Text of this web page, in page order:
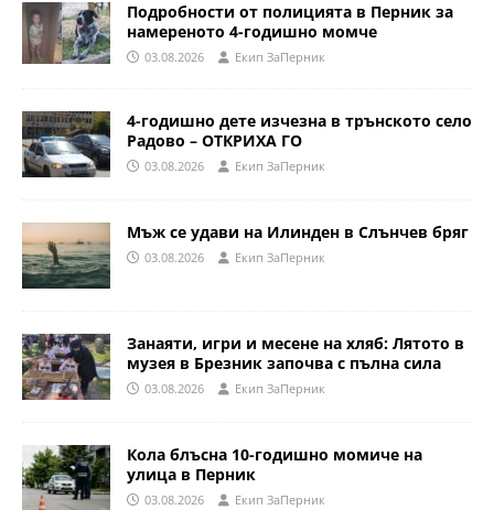
Подробности от полицията в Перник за
намереното 4-годишно момче
03.08.2026 Eкип ЗаПерник
4-годишно дете изчезна в трънското село
Радово – ОТКРИХА ГО
03.08.2026 Eкип ЗаПерник
Мъж се удави на Илинден в Слънчев бряг
03.08.2026 Eкип ЗаПерник
Занаяти, игри и месене на хляб: Лятото в
музея в Брезник започва с пълна сила
03.08.2026 Eкип ЗаПерник
Кола блъсна 10-годишно момиче на
улица в Перник
03.08.2026 Eкип ЗаПерник